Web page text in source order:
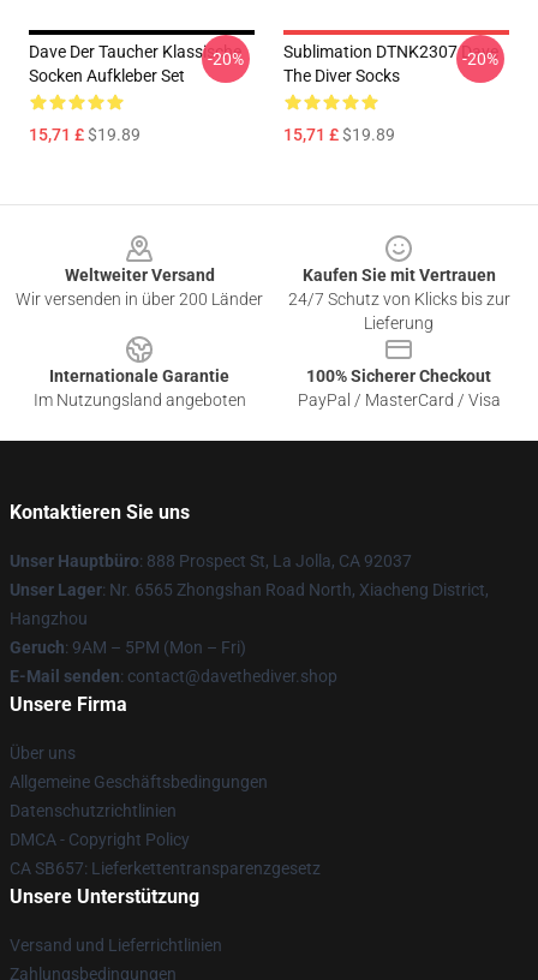
Dave Der Taucher Klassische
Socken Aufkleber Set
15,71 £$19.89
-20%
Sublimation DTNK2307 Dave
The Diver Socks
15,71 £$19.89
-20%
Weltweiter Versand
Wir versenden in über 200 Länder
Kaufen Sie mit Vertrauen
24/7 Schutz von Klicks bis zur
Lieferung
Internationale Garantie
Im Nutzungsland angeboten
100% Sicherer Checkout
PayPal / MasterCard / Visa
Kontaktieren Sie uns
Unser Hauptbüro: 888 Prospect St, La Jolla, CA 92037
Unser Lager: Nr. 6565 Zhongshan Road North, Xiacheng District,
Hangzhou
Geruch: 9AM – 5PM (Mon – Fri)
E-Mail senden: contact@davethediver.shop
Unsere Firma
Über uns
Allgemeine Geschäftsbedingungen
Datenschutzrichtlinien
DMCA - Copyright Policy
CA SB657: Lieferkettentransparenzgesetz
Unsere Unterstützung
Versand und Lieferrichtlinien
Zahlungsbedingungen